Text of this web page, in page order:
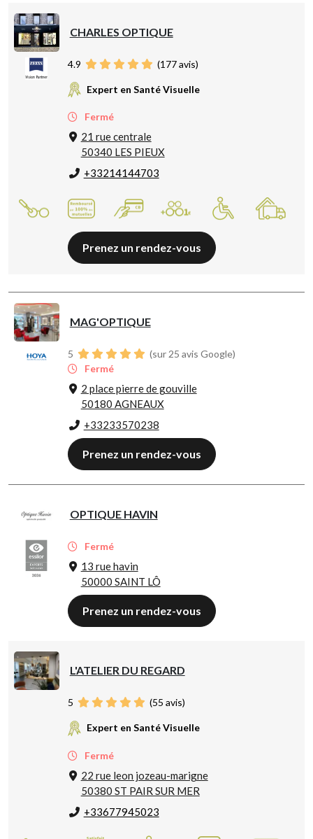
CHARLES OPTIQUE
4.9 (177avis)
Expert en Santé Visuelle
Fermé
21 rue centrale
50340 LES PIEUX
+33214144703
Prenez un rendez-vous
MAG'OPTIQUE
5
(sur 25 avis Google)
Fermé
2 place pierre de gouville
50180 AGNEAUX
+33233570238
Prenez un rendez-vous
OPTIQUE HAVIN
Fermé
13 rue havin
50000 SAINT LÔ
Prenez un rendez-vous
L'ATELIER DU REGARD
5 (55 avis)
Expert en Santé Visuelle
Fermé
22 rue leon jozeau-marigne
50380 ST PAIR SUR MER
+33677945023